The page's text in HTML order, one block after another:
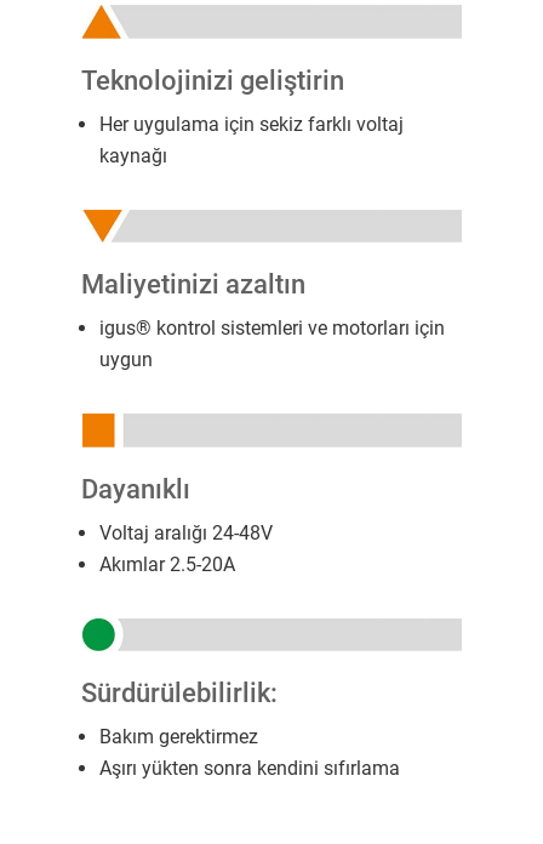
Teknolojinizi geliştirin
Her uygulama için sekiz farklı voltaj
kaynağı
Maliyetinizi azaltın
igus® kontrol sistemleri ve motorları için
uygun
Dayanıklı
Voltaj aralığı 24-48V
Akımlar 2.5-20A
Sürdürülebilirlik:
Bakım gerektirmez
Aşırı yükten sonra kendini sıfırlama